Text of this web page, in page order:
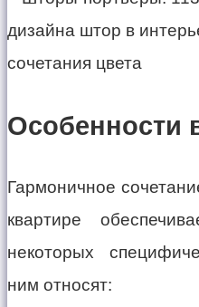
Особенности
Гармоничное
квартире
некоторых
ним относят: